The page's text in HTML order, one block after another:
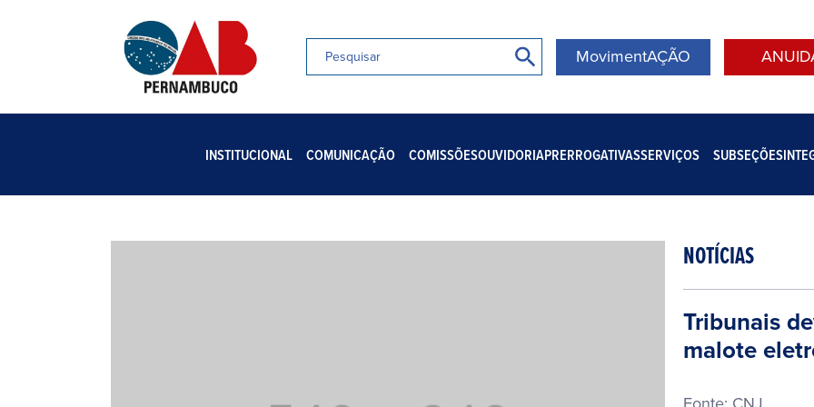
MovimentAÇÃO
INSTITUCIONAL COMUNICAÇÃO COMISSÕESOUVIDORIAPRERROGATIVASSERVIÇOS SUBSEÇÕES
NOTÍCIAS
Tribunais
malote